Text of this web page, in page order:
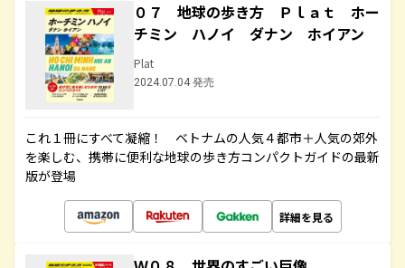
０７ 地球の歩き方 Ｐｌａｔ ホー
チミン ハノイ ダナン ホイアン
Plat
2024.07.04 発売
これ１冊にすべて凝縮！ ベトナムの人気４都市＋人気の郊外
を楽しむ、携帯に便利な地球の歩き方コンパクトガイドの最新
版が登場
詳細を見る